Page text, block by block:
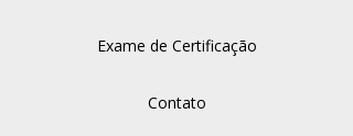
Exame de Certificação
Contato